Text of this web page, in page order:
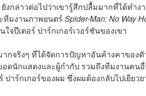
ยังกล่าวต่อไปว่าเขารู้สึกปลื้มมากที่ได้ทำ
ทีมงานภาพยนตร์ Spider-Man: No Way
ใจปีเตอร์ ปาร์กเกอร์เวอร์ชันของเขา
กจริงๆ ที่ได้จัดการปัญหาอันค้างคาของตั
อดนักแสดงและผู้กำกับ รวมถึงทีมงานคน
ปาร์กเกอร์ของผม ซึ่งผมต้องกลับไปเยียว